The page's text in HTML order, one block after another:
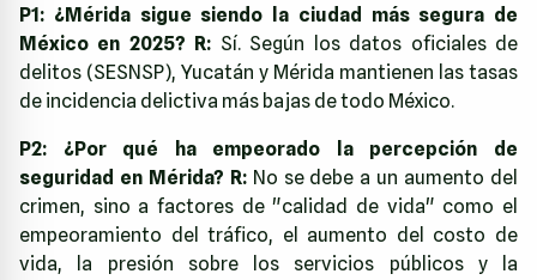
P1: ¿Mérida sigue siendo la ciudad más segura de
México en 2025? R: Sí. Según los datos oficiales de
delitos (SESNSP), Yucatán y Mérida mantienen las tasas
de incidencia delictiva más bajas de todo México.
P2: ¿Por qué ha empeorado la percepción de
seguridad en Mérida? R:No se debe a un aumento del
crimen, sino a factores de "calidad de vida" como el
empeoramiento del tráfico, el aumento del costo de
vida, la presión sobre los servicios públicos y la